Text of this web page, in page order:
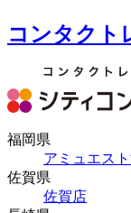
コンタクト
福岡県
アミュエス
佐賀県
佐賀店